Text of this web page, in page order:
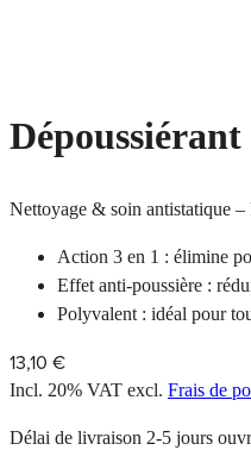
Nettoyage & soin antistatique –
Action 3 en 1 : élimine
Effet anti-poussière :
Polyvalent : idéal pour
13,10 €
Incl. 20% VAT excl. Frais de
Délai de livraison 2-5 jours